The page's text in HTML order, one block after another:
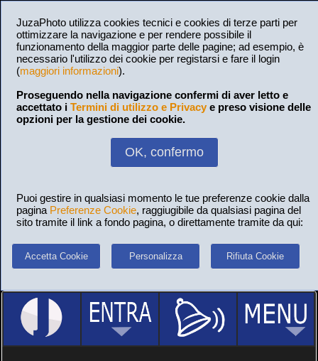
JuzaPhoto utilizza cookies tecnici e cookies di terze parti per
ottimizzare la navigazione e per rendere possibile il
funzionamento della maggior parte delle pagine; ad esempio, è
necessario l'utilizzo dei cookie per registarsi e fare il login
(maggiori informazioni).
Proseguendo nella navigazione confermi di aver letto e
accettato i Termini di utilizzo e Privacy e preso visione delle
opzioni per la gestione dei cookie.
OK, confermo
Puoi gestire in qualsiasi momento le tue preferenze cookie dalla
pagina Preferenze Cookie, raggiugibile da qualsiasi pagina del
sito tramite il link a fondo pagina, o direttamente tramite da qui:
Accetta Cookie Personalizza Rifiuta Cookie